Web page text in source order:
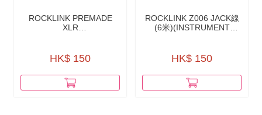
ROCKLINK PREMADE
XLR
HK$ 150
ROCKLINK Z006 JACK線
(6米)(INSTRUMENT
HK$ 150